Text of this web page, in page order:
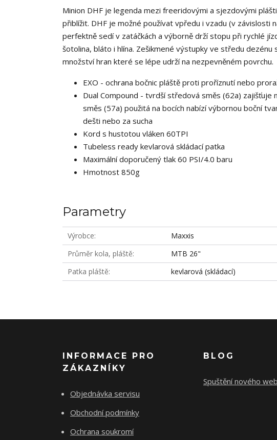
Minion DHF je legenda mezi freeridovými a sjezdovými
přiblížit. DHF je možné používat vpředu i vzadu (v závislosti
perfektně sedí v zatáčkách a výborně drží stopu při rychlé
šotolina, bláto i hlína. Zešikmené výstupky ve středu dezénu
množství hran které se lépe udrží na nezpevněném povrchu.
EXO - ochrana bočnic pláště proti proříznutí nebo
Dual Compound - tvrdší středová směs (62a)
směs (57a) použitá na bocích nabízí výbornou boční
dešti nebo za sucha
Kord s hustotou vláken 60TPI
Tubeless ready kevlarová skládací patka
Maximální doporučený tlak 60 PSI/4.0 baru
Hmotnost 850g
Parametry
Výrobce
Maxxis
Průměr kola, pláště
MTB 26"
Patka pláště
kevlarová (skládací)
INFORMACE PRO
ZÁKAZNÍKY
Objednávka servisu
Obchodní podmínky
Ochrana soukromí
BLOG
Spuštění nového